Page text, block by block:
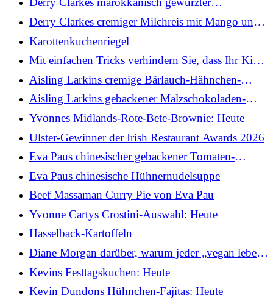
Rindfleisch-Hot Pot mit Wurzelgemüse: Heute
Derry Clarkes cremiger Milchreis mit Mango und
Kokosnuss: Heute
Karottenkuchenriegel
Mit einfachen Tricks verhindern Sie, dass Ihr Kind
zu einem wählerischen Esser wird
Aisling Larkins cremige Bärlauch-Hähnchen-
Lasagne: Heute
Aisling Larkins gebackener Malzschokoladen-
Käsekuchen: Heute
Yvonnes Midlands-Rote-Bete-Brownie: Heute
Ulster-Gewinner der Irish Restaurant Awards 2026
Eva Paus chinesischer gebackener Tomaten-
Schweinekotelett-Reis
Eva Paus chinesische Hühnernudelsuppe
Beef Massaman Curry Pie von Eva Pau
Yvonne Cartys Crostini-Auswahl: Heute
Hasselback-Kartoffeln
Diane Morgan darüber, warum jeder „vegan leben“
sollte
Kevins Festtagskuchen: Heute
Kevin Dundons Hühnchen-Fajitas: Heute